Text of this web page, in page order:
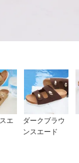
エ
ダークブラウ
ンスエード